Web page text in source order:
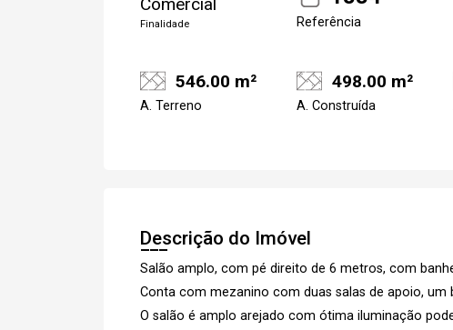
Finalidade Referência
546.00 m²
A. Terreno
498.00 m²
A. Construída
Descrição do Imóvel
Salão amplo, com pé direito de 6 metros, com
Conta com mezanino com duas salas de apoio, um
O salão é amplo arejado com ótima iluminação